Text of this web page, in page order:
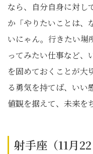
なら、自分自身に対し
か「やりたいことは、
いにゃん。行きたい場
ってみたい仕事など、
を固めておくことが大
る勇気を持てば、いい
値観を据えて、未来を
射手座（11月